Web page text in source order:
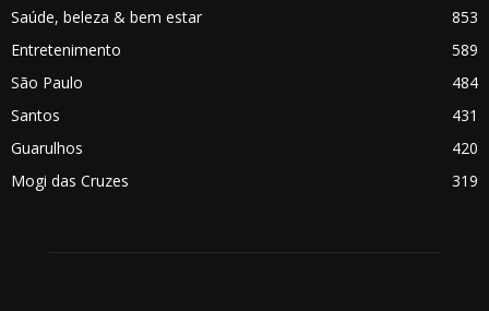
Saúde, beleza & bem estar
853
Entretenimento
589
São Paulo
484
Santos
431
Guarulhos
420
Mogi das Cruzes
319